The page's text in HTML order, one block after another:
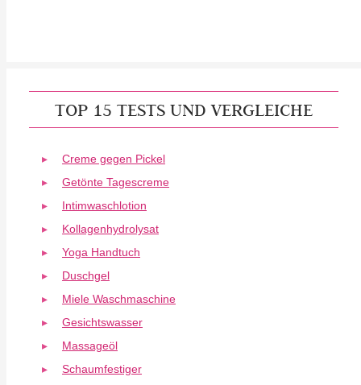
TOP 15 TESTS UND VERGLEICHE
Creme gegen Pickel
Getönte Tagescreme
Intimwaschlotion
Kollagenhydrolysat
Yoga Handtuch
Duschgel
Miele Waschmaschine
Gesichtswasser
Massageöl
Schaumfestiger